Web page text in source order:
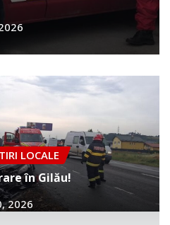
LOCALE
în Gilău!
2026